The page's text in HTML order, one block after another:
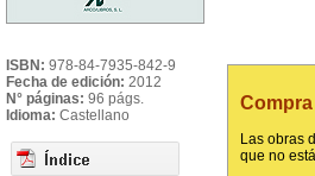
ISBN: 978-84-7935-842-9
Fecha de edición: 2012
N° páginas: 96 págs.
Idioma: Castellano
Las obras
que no